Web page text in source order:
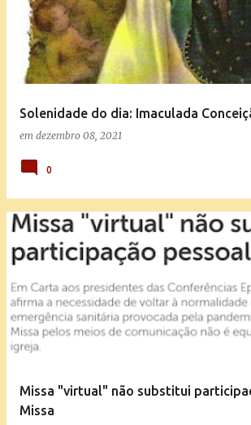
Solenidade do dia: Imaculada
em dezembro 08, 2021
0
Missa "virtual" não substitui
Missa